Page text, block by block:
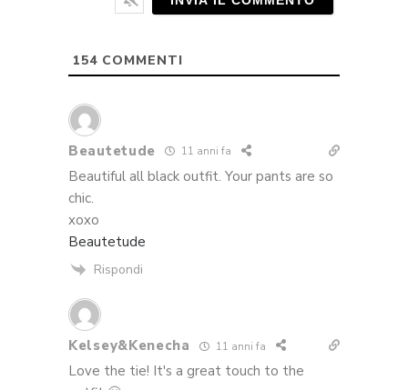
154 COMMENTI
Beautetude 11 anni fa
Beautiful all black outfit. Your pants are so
chic.
xoxo
Beautetude
Rispondi
Kelsey&Kenecha 11 anni fa
Love the tie! It's a great touch to the